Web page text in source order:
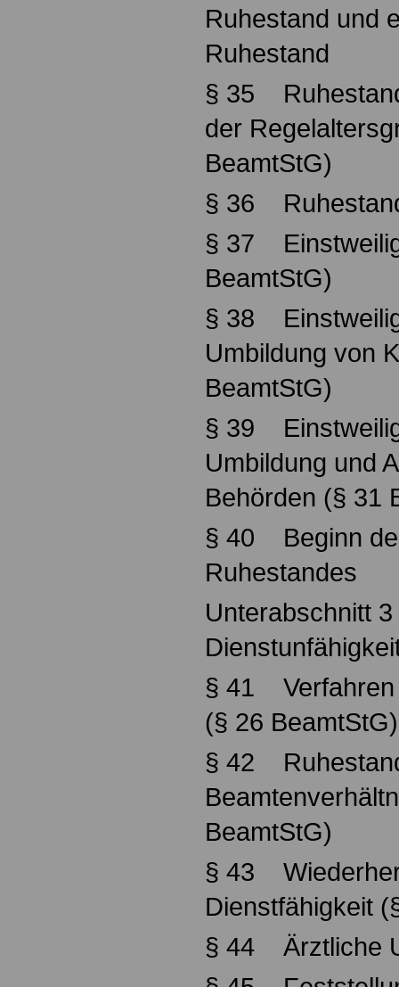
Ruhestand und
Ruhestand
§ 35
der
BeamtStG)
§ 36
§ 37
BeamtStG)
§ 38
Umbildung von
BeamtStG)
§ 39
Umbildung und
Behörden (§ 31
§ 40 Beginn
Ruhestandes
Unterabschnitt 3
§ 41 Verfahren
(§ 26 BeamtStG)
§ 42
BeamtStG)
§ 43
Dienstfähigkeit
§ 44 Ärztliche